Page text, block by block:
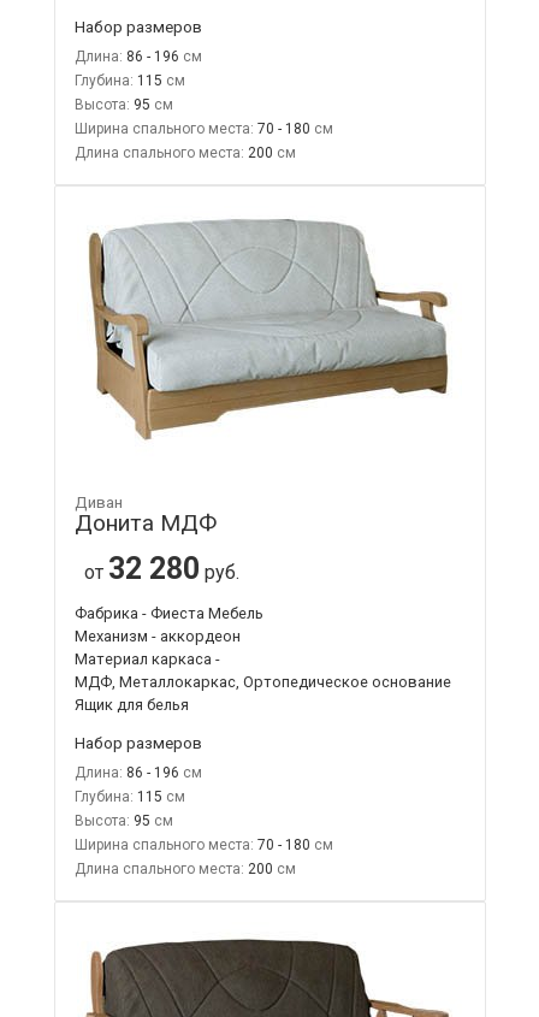
Набор размеров
Длина: 86 - 196
Глубина: 115
Высота: 95
Ширина спального места: 70 - 180
Длина спального места: 200
Диван
Донита МДФ
от 32 280 руб.
Фабрика - Фиеста Мебель
Механизм - аккордеон
Материал каркаса -
МДФ, Металлокаркас, Ортопедическое основание
Ящик для белья
Набор размеров
Длина: 86 - 196
Глубина: 115
Высота: 95
Ширина спального места: 70 - 180
Длина спального места: 200